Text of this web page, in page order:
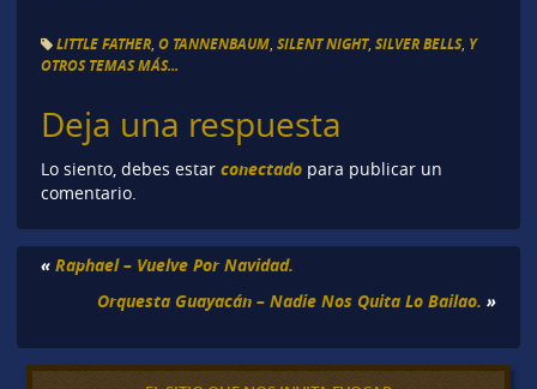
LITTLE FATHER, O TANNENBAUM, SILENT NIGHT, SILVER BELLS, Y
OTROS TEMAS MÁS...
Deja una respuesta
Lo siento, debes estar conectadopara publicar un
comentario.
« Raphael – Vuelve Por Navidad.
Orquesta Guayacán – Nadie Nos Quita Lo Bailao. »